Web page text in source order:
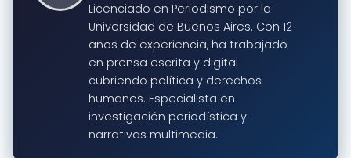
Licenciado en Periodismo por la
Universidad de Buenos Aires. Con 12
años de experiencia, ha trabajado
en prensa escrita y digital
cubriendo política y derechos
humanos. Especialista en
investigación periodística y
narrativas multimedia.